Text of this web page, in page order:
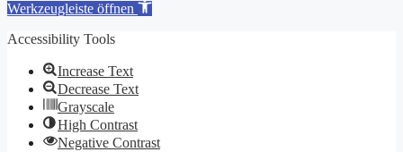
Werkzeugleiste öffnen
Accessibility Tools
Increase Text
Decrease Text
Grayscale
High Contrast
Negative Contrast